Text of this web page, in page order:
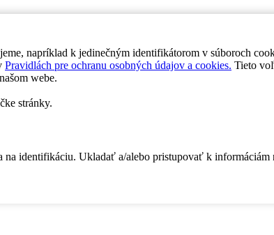
napríklad k jedinečným identifikátorom v súboroch
Pravidlách pre ochranu osobných údajov a cookies. Tieto
webe.
stránky.
identifikáciu. Ukladať a/alebo pristupovať k informáciám